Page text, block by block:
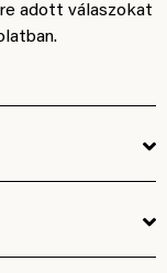
adott válaszokat